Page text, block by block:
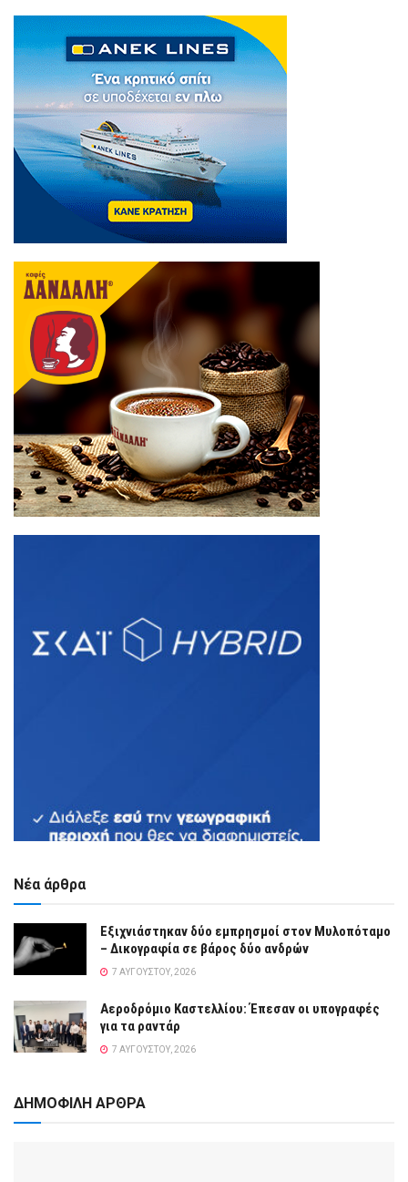
Νέα άρθρα
Εξιχνιάστηκαν δύο εμπρησμοί στον Μυλοπόταμο
– Δικογραφία σε βάρος δύο ανδρών
7 ΑΥΓΟΎΣΤΟΥ, 2026
Αεροδρόμιο Καστελλίου: Έπεσαν οι υπογραφές
για τα ραντάρ
7 ΑΥΓΟΎΣΤΟΥ, 2026
ΔΗΜΟΦΙΛΗ ΑΡΘΡΑ